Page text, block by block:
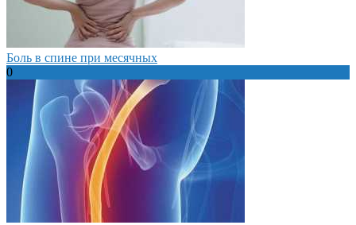
Боль в спине при месячных
0